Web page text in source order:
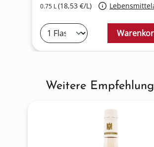
0.75 L(18,53 €/L)
Produktgalerie überspringen
Weitere